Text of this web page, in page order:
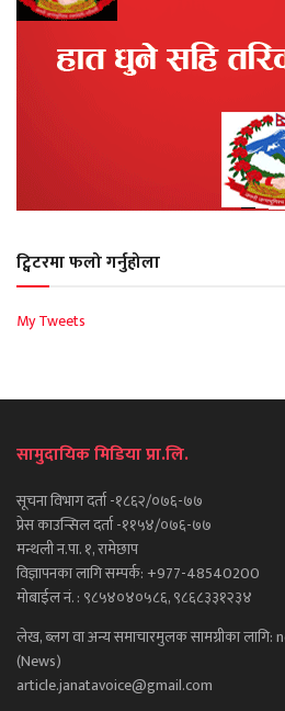
ट्विटरमा फलो गर्नुहोला
My Tweets
सामुदायिक मिडिया प्रा.लि.
सूचना विभाग दर्ता -१८६२/०७६-७७
प्रेस काउन्सिल दर्ता -११५४/०७६-७७
मन्थली न.पा. १, रामेछाप
विज्ञापनका लागि सम्पर्क: +977-48540200
मोबाईल नं. : ९८५४०४०५८६, ९८६८३३१२३४
लेख, ब्लग वा अन्य समाचारमुलक सामग्रीका
(News)
article.janatavoice@gmail.com